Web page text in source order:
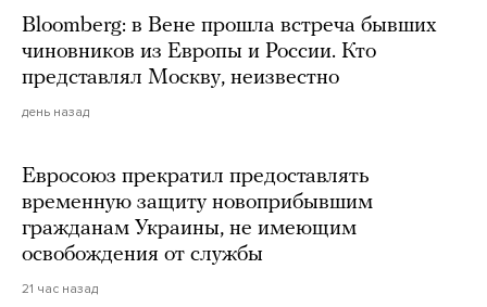
Bloomberg: в Вене прошла встреча бывших
чиновников из Европы и России. Кто
представлял Москву, неизвестно
день назад
Евросоюз прекратил предоставлять
временную защиту новоприбывшим
гражданам Украины, не имеющим
освобождения от службы
21 час назад